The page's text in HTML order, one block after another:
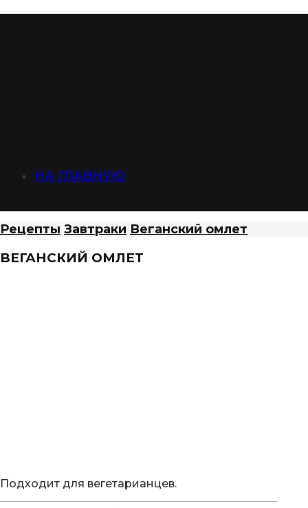
НА ГЛАВНУЮ
Рецепты Завтраки Веганский омлет
ВЕГАНСКИЙ ОМЛЕТ
Подходит для вегетарианцев.